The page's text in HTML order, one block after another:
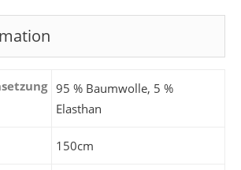
95 % Baumwolle, 5 %
Elasthan
150cm